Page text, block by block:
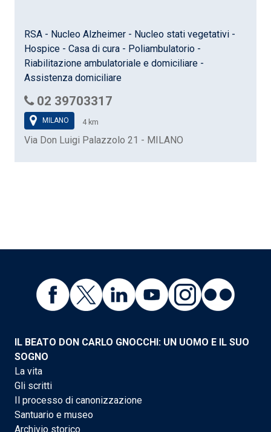
RSA - Nucleo Alzheimer - Nucleo stati vegetativi -
Hospice - Casa di cura - Poliambulatorio -
Riabilitazione ambulatoriale e domiciliare -
Assistenza domiciliare
02 39703317
MILANO 4 km
Via Don Luigi Palazzolo 21 - MILANO
IL BEATO DON CARLO GNOCCHI: UN UOMO E IL SUO
SOGNO
La vita
Gli scritti
Il processo di canonizzazione
Santuario e museo
Archivio storico